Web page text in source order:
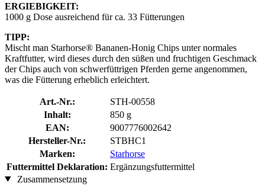
ERGIEBIGKEIT:
1000 g Dose ausreichend für ca. 33 Fütterungen
TIPP:
Mischt man Starhorse® Bananen-Honig Chips unter normales
Kraftfutter, wird dieses durch den süßen und fruchtigen Geschmack
der Chips auch von schwerfüttrigen Pferden gerne angenommen,
was die Fütterung erheblich erleichtert.
Art.-Nr.:
STH-00558
Inhalt:
850 g
EAN:
9007776002642
Hersteller-Nr.:
STBHC1
Marken:
Starhorse
Futtermittel Deklaration: Ergänzungsfuttermittel
Zusammensetzung